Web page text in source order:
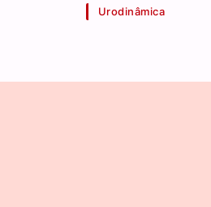
Urodinâmica